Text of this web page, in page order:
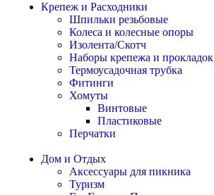
Крепеж и Расходники
Шпильки резьбовые
Колеса и колесные опоры
Изолента/Скотч
Наборы крепежа и прокладок
Термоусадочная трубка
Фитинги
Хомуты
Винтовые
Пластиковые
Перчатки
Дом и Отдых
Аксессуары для пикника
Туризм